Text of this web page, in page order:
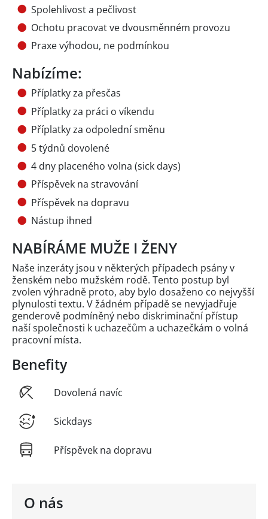
O nás
Spolehlivost a pečlivost
Ochotu pracovat ve dvousměnném provozu
Praxe výhodou, ne podmínkou
Nabízíme:
Příplatky za přesčas
Příplatky za práci o víkendu
Příplatky za odpolední směnu
5 týdnů dovolené
4 dny placeného volna (sick days)
Příspěvek na stravování
Příspěvek na dopravu
Nástup ihned
NABÍRÁME MUŽE I ŽENY
Naše inzeráty jsou v některých případech psány v
ženském nebo mužském rodě. Tento postup byl
zvolen výhradně proto, aby bylo dosaženo co nejvyšší
plynulosti textu. V žádném případě se nevyjadřuje
genderově podmíněný nebo diskriminační přístup
naší společnosti k uchazečům a uchazečkám o volná
pracovní místa.
Benefity
Dovolená navíc
Sickdays
Příspěvek na dopravu